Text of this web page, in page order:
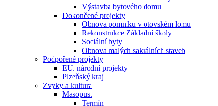
Výstavba bytového domu
Dokončené projekty
Obnova pomníku v otovském lomu
Rekonstrukce Základní školy
Sociální byty
Obnova malých sakrálních staveb
Podpořené projekty
EU, národní projekty
Plzeňský kraj
Zvyky a kultura
Masopust
Termín